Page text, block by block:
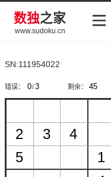
数独之家
www.sudoku.cn
SN:111954022
错误： / 剩余：